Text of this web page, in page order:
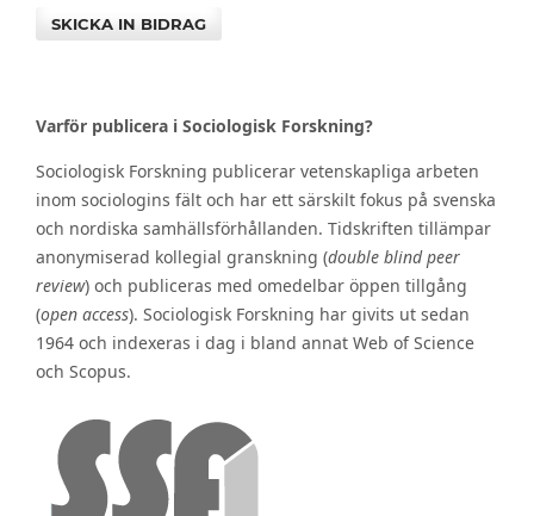
SKICKA IN BIDRAG
Varför publicera i Sociologisk Forskning?
Sociologisk Forskning publicerar vetenskapliga arbeten
inom sociologins fält och har ett särskilt fokus på svenska
och nordiska samhällsförhållanden. Tidskriften tillämpar
anonymiserad kollegial granskning (double blind peer
review) och publiceras med omedelbar öppen tillgång
(open access). Sociologisk Forskning har givits ut sedan
1964 och indexeras i dag i bland annat Web of Science
och Scopus.